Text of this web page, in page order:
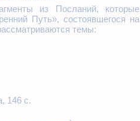
из Посланий, которые
Путь», состоявшегося на
темы:
146 с.